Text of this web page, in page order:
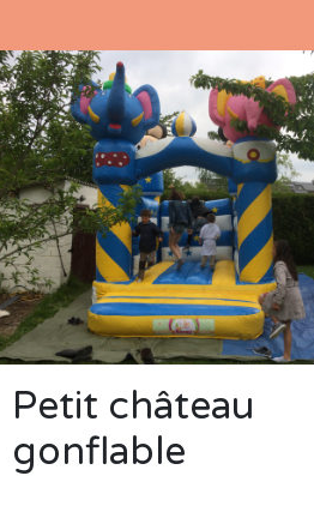
Petit château
gonflable